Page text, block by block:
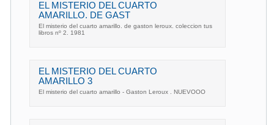
EL MISTERIO DEL CUARTO
AMARILLO. DE GAST
El misterio del cuarto amarillo. de gaston leroux. coleccion tus
libros nº 2. 1981
EL MISTERIO DEL CUARTO
AMARILLO 3
El misterio del cuarto amarillo - Gaston Leroux . NUEVOOO